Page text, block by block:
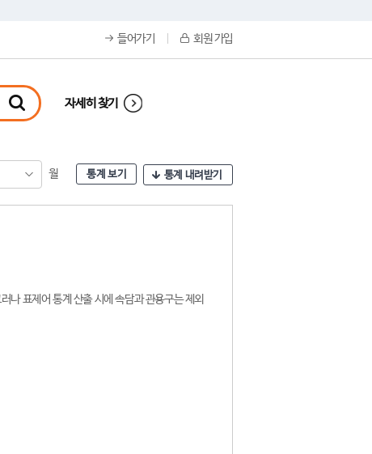
들어가기 회원 가입
자세히 찾기
월 통계 보기 통계 내려받기
나 표제어 통계 산출 시에 속담과 관용구는 제외